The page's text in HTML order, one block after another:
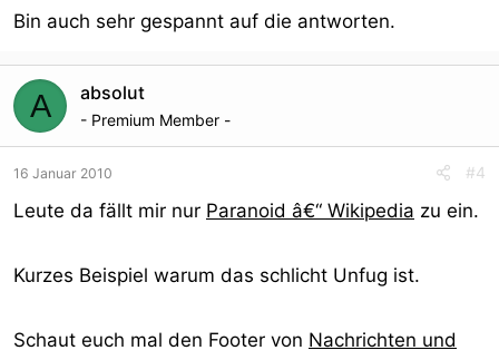
Bin auch sehr gespannt auf die antworten.
A absolut
- Premium Member -
16 Januar 2010 #4
Leute da fällt mir nur Paranoid â€“ Wikipedia zu ein.
Kurzes Beispiel warum das schlicht Unfug ist.
Schaut euch mal den Footer von Nachrichten und